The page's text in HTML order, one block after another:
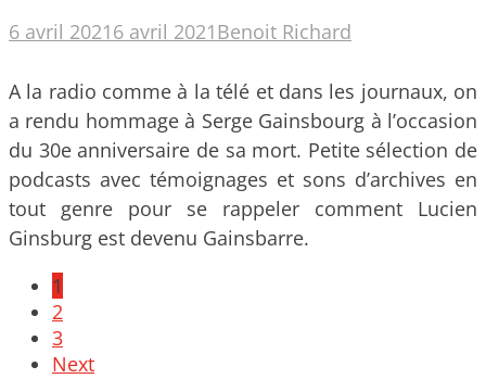
6 avril 20216 avril 2021 Benoit Richard
A la radio comme à la télé et dans les journaux, on
a rendu hommage à Serge Gainsbourg à l’occasion
du 30e anniversaire de sa mort. Petite sélection de
podcasts avec témoignages et sons d’archives en
tout genre pour se rappeler comment Lucien
Ginsburg est devenu Gainsbarre.
Posts
navigation
1
2
3
Next